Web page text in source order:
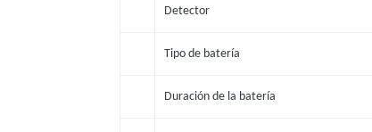
Detector
Tipo de batería
Duración de la batería